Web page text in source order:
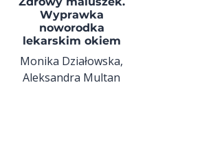
Wyprawka
noworodka
lekarskim okiem
Monika Działowska,
Aleksandra Multan